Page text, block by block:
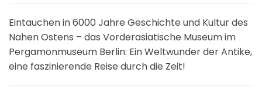
Eintauchen in 6000 Jahre Geschichte und Kultur des
Nahen Ostens – das Vorderasiatische Museum im
Pergamonmuseum Berlin: Ein Weltwunder der Antike,
eine faszinierende Reise durch die Zeit!